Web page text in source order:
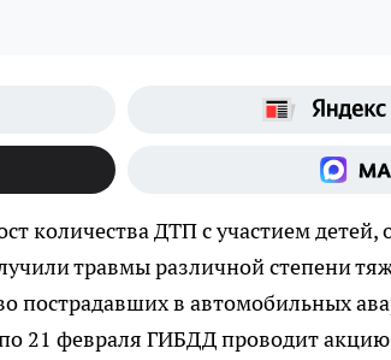
количества ДТП с участием
травмы различной степени
пострадавших в автомобильных
21 февраля ГИБДД проводит